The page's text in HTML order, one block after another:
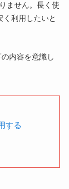
ません。長く使
く利用したいと
内容を意識し
する